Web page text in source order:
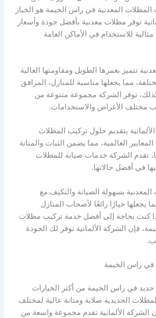
المظلات المعدنية في راس الخيمة هو الخيار
توفر مظلات معدنية بأفضل جودة وأسعار
للاستخدام في الأماكن العامة
تتميز بعمرها الطويل ومقاومتها العالية
مما يجعلها مناسبة للمنازل، المرافق
توفر الشركة مجموعة متنوعة من
مختلف الأغراض والاستخدامات.
بتقديم حلول تركيب المظلات
العالمية، مما يضمن الثبات والمتانة
تقدم الشركة خدمات صيانة للمظلات
في أفضل حالاتها.
المعدنية بسهولة الصيانة والتكيف مع
يجعلها خيارًا رائعًا لأصحاب المنازل
كنت بحاجة إلى أفضل خدمة تركيب مظلات
فإن الشركة الألمانية توفر لك الجودة
في راس الخيمة
في راس الخيمة من أكثر الخيارات
الحديدية صلابة ومتانة عالية لمختلف
الشركة الألمانية تقدم مجموعة واسعة من